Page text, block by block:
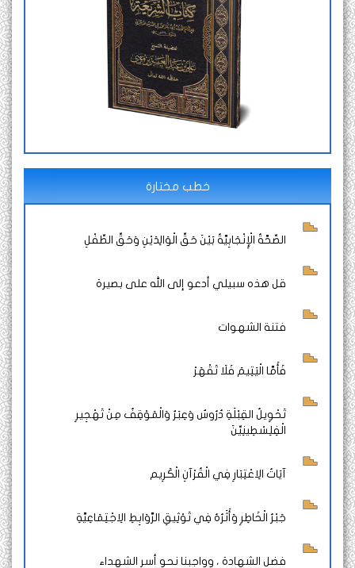
خطب مختارة
الصِّحَّةُ الْإِنْجَابِيَّةُ بَيْنَ حَقِّ الْوَالِدَيْنِ وَحَقِّ الطِّفْلِ
قل هذه سبيلي أدعو إلى الله على بصيرة
فتنة الشهوات
فَأَمَّا الْيَتِيمَ فَلَا تَقْهَرْ
تَحْوِيلُ القِبْلَةِ دُرُوسٌ وَعِبَرٌ وَالْمَوْقِفُ مِنْ تَهْجِيرِ
الْفِلِسْطِينِيِّنَ
آيَاتُ الِاعْتِبَارِ فِي الْقُرْآنِ الْكَرِيم
جَبْرُ الْخَاطِرِ وَأَثَرُهُ فِي تَوْثِيقِ الرَّوَابِطِ الِاجْتِمَاعِيَّةِ
فضل الشهادة ، وواجبنا نحو أسر الشهداء